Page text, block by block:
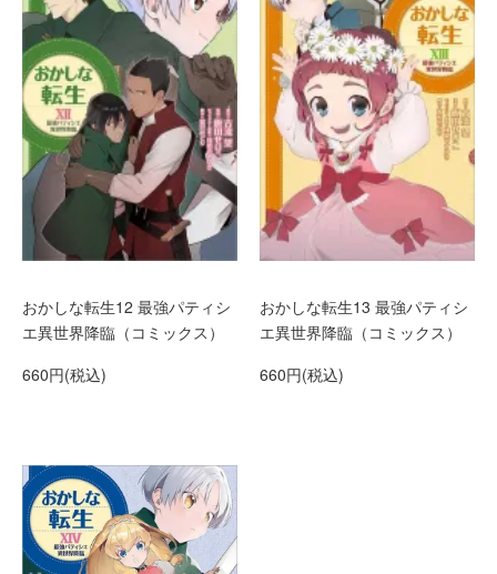
おかしな転生12 最強パティシ
エ異世界降臨（コミックス）
660円(税込)
おかしな転生13 最強パティシ
エ異世界降臨（コミックス）
660円(税込)